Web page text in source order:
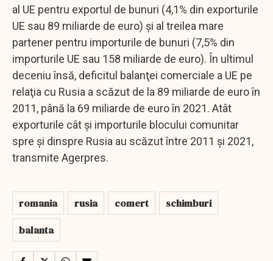
al UE pentru exportul de bunuri (4,1% din exporturile
UE sau 89 miliarde de euro) şi al treilea mare
partener pentru importurile de bunuri (7,5% din
importurile UE sau 158 miliarde de euro). În ultimul
deceniu însă, deficitul balanţei comerciale a UE pe
relaţia cu Rusia a scăzut de la 89 miliarde de euro în
2011, până la 69 miliarde de euro în 2021. Atât
exporturile cât şi importurile blocului comunitar
spre şi dinspre Rusia au scăzut între 2011 şi 2021,
transmite Agerpres.
romania rusia comert
schimburi
balanta